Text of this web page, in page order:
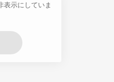
表示にしていま